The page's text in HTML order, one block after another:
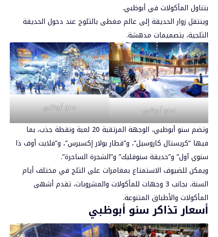
بتناول المأكولات في أبوظبي.
وينتقل زوار الحديقة إلى عالم مغطى بالثلوج عند دخول الحديقة
الثلجية، بتصميمات مدهشة.
سنو أبوظبي سنو أبوظبي
وتضم سنو أبوظبي، الوجهة المرتقبة 20 لعبة ونقطة جذب، بما
فيها “كريستال كاروسيل”، و”قطار بولار إكسبرس”، و”فلايت أوف ذا
سنوي آول” و”حديقة سنوفليك” و”الشجرة الساحرة”.
ويمكن للضيوف الاستمتاع بمغامرات على الثلج في مختلف أيام
السنة، بجانب 3 وجهات للمأكولات والمشروبات، تقدم أشهى
المأكولات والأطباق المتنوعة.
أسعار تذاكر سنو أبوظبي